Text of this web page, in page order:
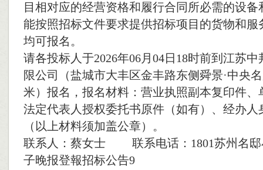
目相对应的经营资格和履行合同所必需的设
能按照招标文件要求提供招标项目的货物和服
均可报名。
请各投标人于2026年06月04日18时前到江苏
限公司（盐城市大丰区金丰路东侧舜景·中央
米）报名，报名材料：营业执照副本复印件、
法定代表人授权委托书原件（如有）、经办人
（以上材料须加盖公章）。
联系人：蔡女士 联系电话：1801苏州名邸
子晚报登報招标公告9